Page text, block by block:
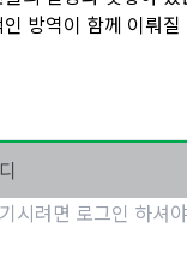
방역이 함께 이뤄